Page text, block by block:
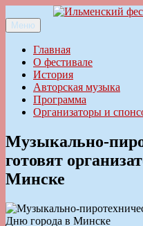
к
содержимому
Ильменский фестиваль
Меню
Главная
О фестивале
История
Авторская музыка
Программа
Организаторы и
Музыкально-
готовят
Минске